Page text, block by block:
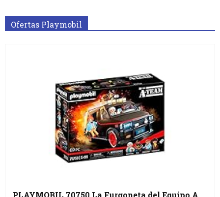
Ofertas Playmobil
PLAYMOBIL 70750 La Furgoneta del Equipo A,